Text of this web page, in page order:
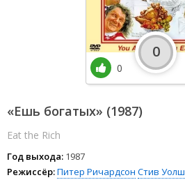
«Ешь богатых» (1987)
Eat the Rich
Год выхода: 1987
Режиссёр:Питер Ричардсон Стив Уолш
0
0